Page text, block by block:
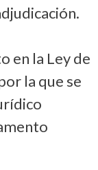
en la Ley de
la que se